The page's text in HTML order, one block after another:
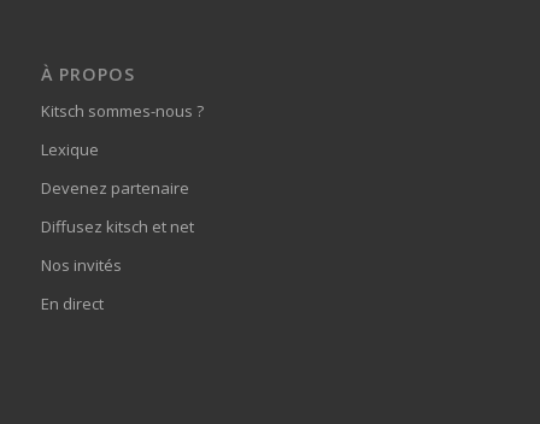
À PROPOS
Kitsch sommes-nous ?
Lexique
Devenez partenaire
Diffusez kitsch et net
Nos invités
En direct